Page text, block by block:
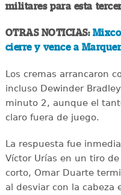
militares para esta
OTRAS NOTICIAS:
cierre y vence a
Los cremas arrancaron
incluso Dewinder
minuto 2, aunque el
claro fuera de juego.
La respuesta fue
Víctor Urías en un tiro
corto, Omar Duarte
al desviar con la cabeza